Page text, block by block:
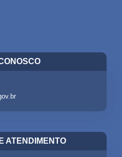
ATENDIMENTO